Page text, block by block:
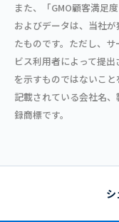
また、「GMO顧客満足
およびデータは、当社
たものです。ただし、
ビス利用者によって提
を示すものではないこと
記載されている会社名
録商標です。